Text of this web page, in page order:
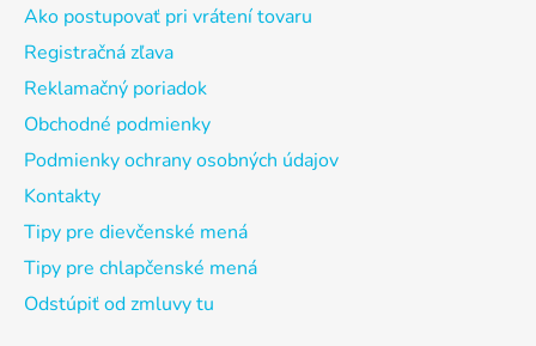
Ako postupovať pri vrátení tovaru
Registračná zľava
Reklamačný poriadok
Obchodné podmienky
Podmienky ochrany osobných údajov
Kontakty
Tipy pre dievčenské mená
Tipy pre chlapčenské mená
Odstúpiť od zmluvy tu